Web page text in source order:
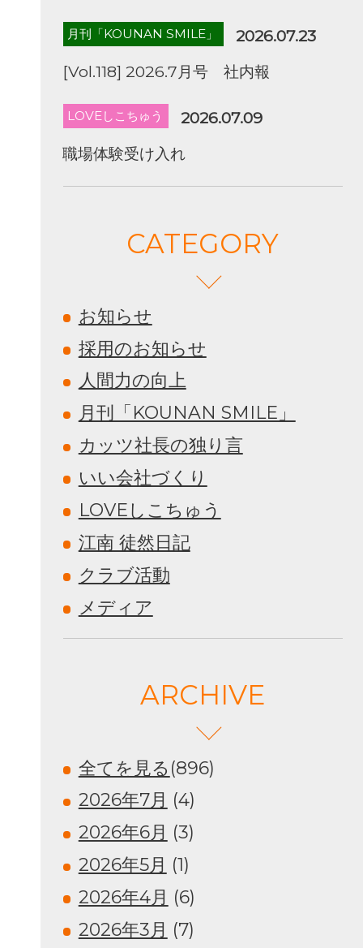
月刊「KOUNAN SMILE」
2026.07.23
[Vol.118] 2026.7月号 社内報
LOVEしこちゅう
2026.07.09
職場体験受け入れ
CATEGORY
お知らせ
採用のお知らせ
人間力の向上
月刊「KOUNAN SMILE」
カッツ社長の独り言
いい会社づくり
LOVEしこちゅう
江南 徒然日記
クラブ活動
メディア
ARCHIVE
全てを見る (896)
2026年7月 (4)
2026年6月 (3)
2026年5月 (1)
2026年4月 (6)
2026年3月 (7)